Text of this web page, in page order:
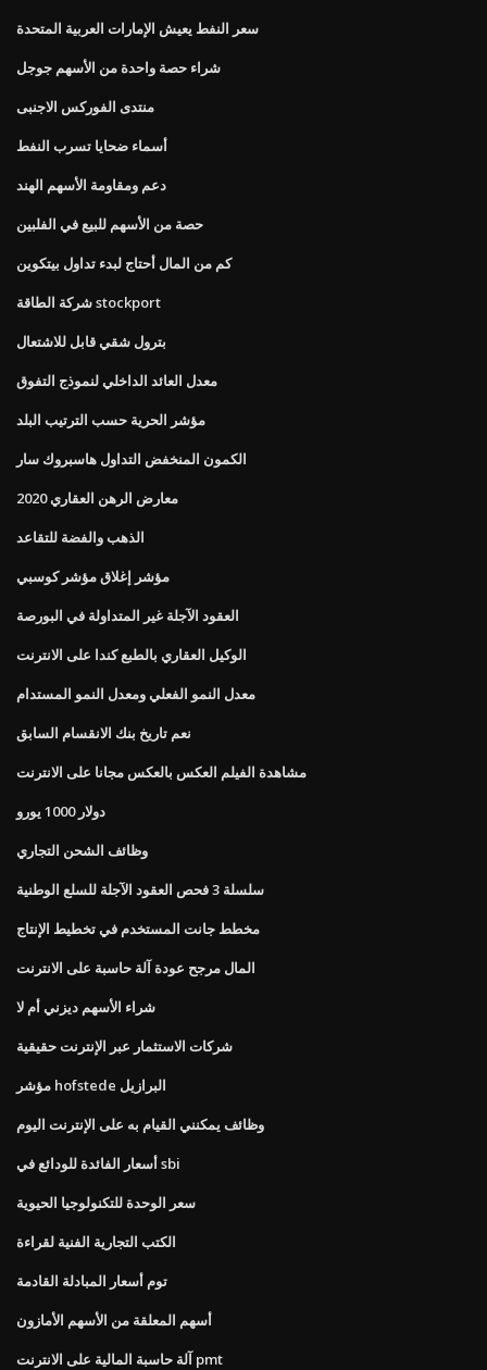
سعر النفط يعيش الإمارات العربية المتحدة
شراء حصة واحدة من الأسهم جوجل
منتدى الفوركس الاجنبى
أسماء ضحايا تسرب النفط
دعم ومقاومة الأسهم الهند
حصة من الأسهم للبيع في الفلبين
كم من المال أحتاج لبدء تداول بيتكوين
شركة الطاقة stockport
بترول شقي قابل للاشتعال
معدل العائد الداخلي لنموذج التفوق
مؤشر الحرية حسب الترتيب البلد
الكمون المنخفض التداول هاسبروك سار
معارض الرهن العقاري 2020
الذهب والفضة للتقاعد
مؤشر إغلاق مؤشر كوسبي
العقود الآجلة غير المتداولة في البورصة
الوكيل العقاري بالطبع كندا على الانترنت
معدل النمو الفعلي ومعدل النمو المستدام
نعم تاريخ بنك الانقسام السابق
مشاهدة الفيلم العكس بالعكس مجانا على الانترنت
دولار 1000 يورو
وظائف الشحن التجاري
سلسلة 3 فحص العقود الآجلة للسلع الوطنية
مخطط جانت المستخدم في تخطيط الإنتاج
المال مرجح عودة آلة حاسبة على الانترنت
شراء الأسهم ديزني أم لا
شركات الاستثمار عبر الإنترنت حقيقية
مؤشر hofstede البرازيل
وظائف يمكنني القيام به على الإنترنت اليوم
أسعار الفائدة للودائع في sbi
سعر الوحدة للتكنولوجيا الحيوية
الكتب التجارية الفنية لقراءة
توم أسعار المبادلة القادمة
أسهم المعلقة من الأسهم الأمازون
آلة حاسبة المالية على الانترنت pmt